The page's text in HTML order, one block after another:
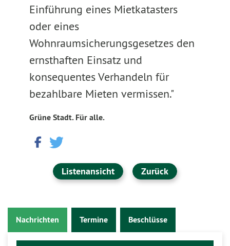
Einführung eines Mietkatasters
oder eines
Wohnraumsicherungsgesetzes den
ernsthaften Einsatz und
konsequentes Verhandeln für
bezahlbare Mieten vermissen."
Grüne Stadt. Für alle.
Listenansicht Zurück
Nachrichten Termine Beschlüsse